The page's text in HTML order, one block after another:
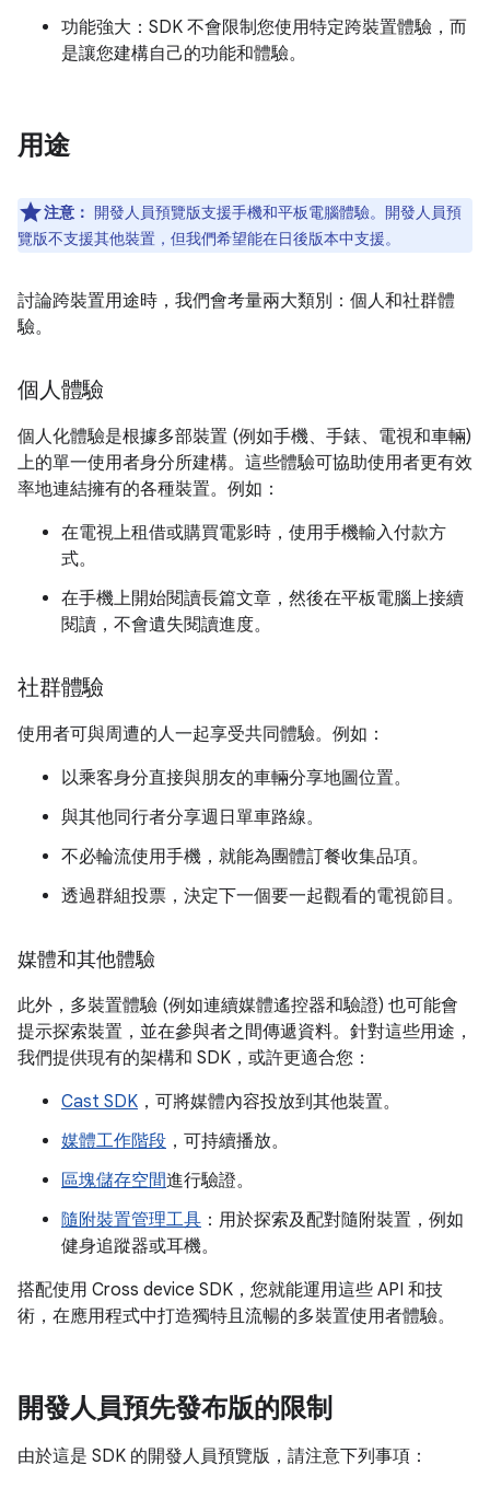
功能強大：SDK 不會限制您使用特定跨裝置體驗，而
是讓您建構自己的功能和體驗。
用途
注意： 開發人員預覽版支援手機和平板電腦體驗。開發人員預
覽版不支援其他裝置，但我們希望能在日後版本中支援。
討論跨裝置用途時，我們會考量兩大類別：個人和社群體
驗。
個人體驗
個人化體驗是根據多部裝置 (例如手機、手錶、電視和車輛)
上的單一使用者身分所建構。這些體驗可協助使用者更有效
率地連結擁有的各種裝置。例如：
在電視上租借或購買電影時，使用手機輸入付款方
式。
在手機上開始閱讀長篇文章，然後在平板電腦上接續
閱讀，不會遺失閱讀進度。
社群體驗
使用者可與周遭的人一起享受共同體驗。例如：
以乘客身分直接與朋友的車輛分享地圖位置。
與其他同行者分享週日單車路線。
不必輪流使用手機，就能為團體訂餐收集品項。
透過群組投票，決定下一個要一起觀看的電視節目。
媒體和其他體驗
此外，多裝置體驗 (例如連續媒體遙控器和驗證) 也可能會
提示探索裝置，並在參與者之間傳遞資料。針對這些用途，
我們提供現有的架構和 SDK，或許更適合您：
Cast SDK ，可將媒體內容投放到其他裝置。
媒體工作階段 ，可持續播放。
區塊儲存空間進行驗證。
隨附裝置管理工具 ：用於探索及配對隨附裝置，例如
健身追蹤器或耳機。
搭配使用 Cross device SDK，您就能運用這些 API 和技
術，在應用程式中打造獨特且流暢的多裝置使用者體驗。
開發人員預先發布版的限制
由於這是 SDK 的開發人員預覽版，請注意下列事項：